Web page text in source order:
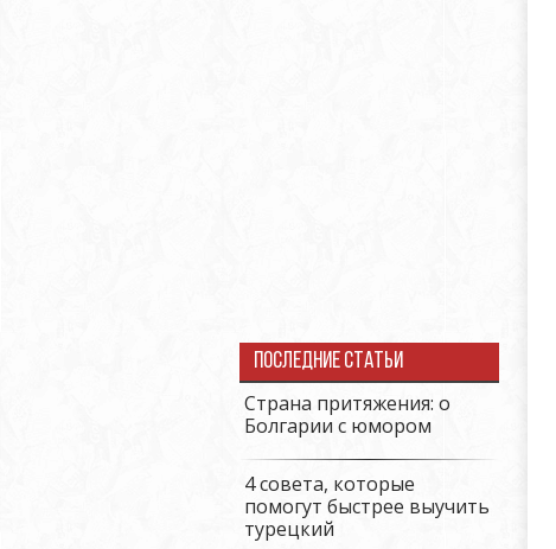
Последние статьи
Страна притяжения: о
Болгарии с юмором
4 совета, которые
помогут быстрее выучить
турецкий